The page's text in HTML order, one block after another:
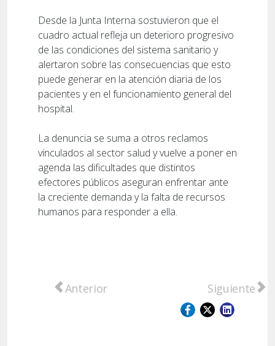
Desde la Junta Interna sostuvieron que el
cuadro actual refleja un deterioro progresivo
de las condiciones del sistema sanitario y
alertaron sobre las consecuencias que esto
puede generar en la atención diaria de los
pacientes y en el funcionamiento general del
hospital.
La denuncia se suma a otros reclamos
vinculados al sector salud y vuelve a poner en
agenda las dificultades que distintos
efectores públicos aseguran enfrentar ante
la creciente demanda y la falta de recursos
humanos para responder a ella.
Artículo anterior: Presentaron en el
Anterior Artículo
Siguiente